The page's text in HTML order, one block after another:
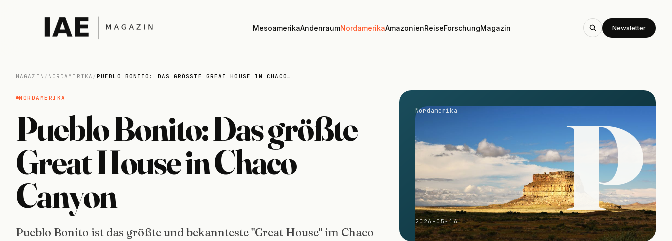
MesoamerikaAndenraumNordamerikaAmazonienReiseForschungMagazin Newsletter
MAGAZIN / NORDAMERIKA /PUEBLO BONITO: DAS GRÖSSTE GREAT HOUSE IN CHACO…
NORDAMERIKA
Pueblo Bonito: Das größte
Great House in Chaco
Canyon
Pueblo Bonito ist das größte und bekannteste "Great House" im Chaco
Nordamerika P
2026-05-16